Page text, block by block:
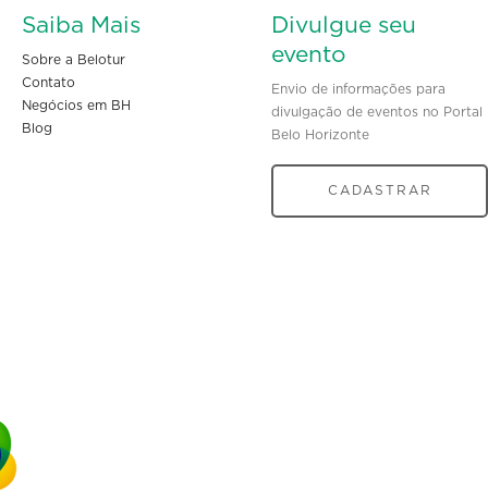
Saiba Mais
Sobre a Belotur
Contato
Negócios em BH
Blog
Divulgue seu
evento
Envio de informações para
divulgação de eventos no Portal
Belo Horizonte
CADASTRAR